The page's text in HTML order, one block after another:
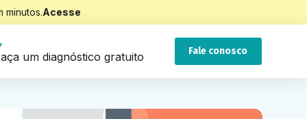
minutos.Acesse
um diagnóstico gratuito Fale conosco